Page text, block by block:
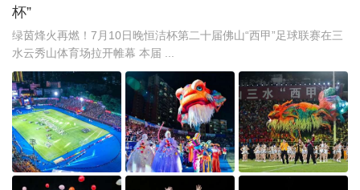
杯”
绿茵烽火再燃！7月10日晚恒洁杯第二十届佛山“西甲”足球联赛在三
水云秀山体育场拉开帷幕 本届 ...